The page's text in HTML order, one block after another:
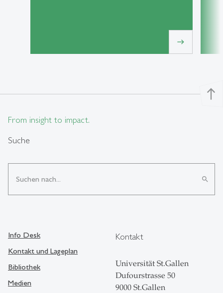
east
north
From insight to impact.
Suche
search
Info Desk
Kontakt und Lageplan
Bibliothek
Medien
Kontakt
Universität St.Gallen
Dufourstrasse 50
9000 St.Gallen